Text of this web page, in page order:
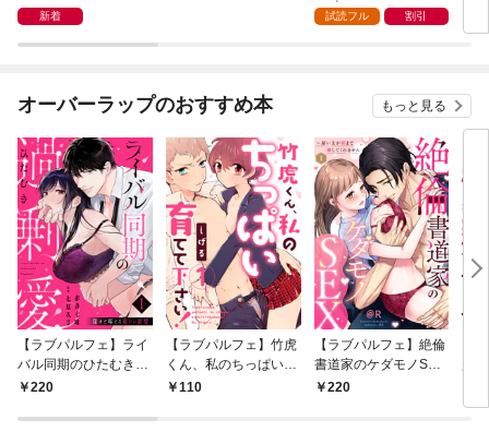
っていたはずでは？-
新着
【電子書籍限定書き下
試読フル 割引
オーバーラップのおすすめ本 もっと見る
【ラブパルフェ】ライ
バル同期のひたむき過
剰愛～深々と咥える重
220
【ラブパルフェ】竹虎
くん、私のちっぱい育
てて下さい！ 1
110
【ラブパルフェ】絶倫
書道家のケダモノSEX
～雇い主が朝まで離し
220
司